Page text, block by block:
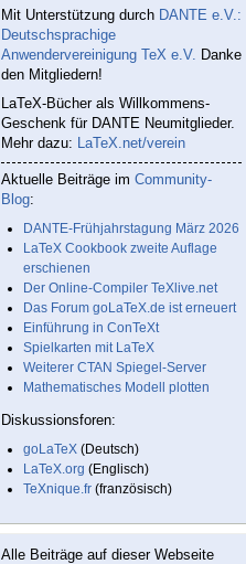
Mit Unterstützung durch DANTE e.V.:
Deutschsprachige
Anwendervereinigung TeX e.V. Danke
den Mitgliedern!
LaTeX-Bücher als Willkommens-
Geschenk für DANTE Neumitglieder.
Mehr dazu: LaTeX.net/verein
Aktuelle Beiträge im Community-
Blog:
DANTE-Frühjahrstagung März 2026
LaTeX Cookbook zweite Auflage
erschienen
Der Online-Compiler TeXlive.net
Das Forum goLaTeX.de ist erneuert
Einführung in ConTeXt
Spielkarten mit LaTeX
Weiterer CTAN Spiegel-Server
Mathematisches Modell plotten
Diskussionsforen:
goLaTeX (Deutsch)
LaTeX.org (Englisch)
TeXnique.fr (französisch)
Alle Beiträge auf dieser Webseite